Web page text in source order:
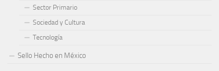
Sector Primario
Sociedad y Cultura
Tecnología
Sello Hecho en México